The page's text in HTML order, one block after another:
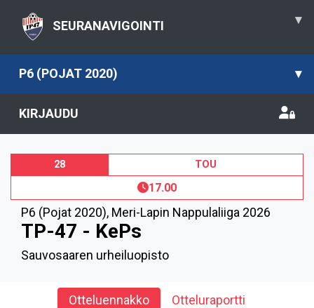
SEURANAVIGOINTI ▾
P6 (POJAT 2020) ▾
KIRJAUDU
28 TOU
17.00
P6 (Pojat 2020), Meri-Lapin Nappulaliiga 2026
TP-47 - KePs
Sauvosaaren urheiluopisto
Otteluennakko Otteluraportti